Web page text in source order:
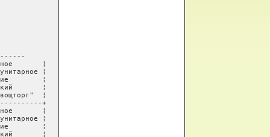
¦
¦
¦
¦
¦
+
¦
¦
¦
¦